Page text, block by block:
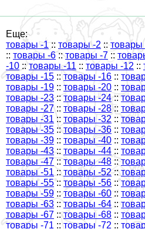
Еще:
товары -1 :: товары -2 :: товары
:: товары -6 :: товары -7 ::
-10 ::товары -11 :: товары -12 ::
товары -15 :: товары -16 ::
товары -19 :: товары -20 ::
товары -23 :: товары -24 ::
товары -27:: товары -28 ::
товары -31 :: товары -32 ::
товары -35 ::товары -36 ::
товары -39 :: товары -40 ::
товары -43 :: товары -44 ::
товары -47 :: товары -48 ::
товары -51 :: товары -52 ::
товары -55 :: товары -56 ::
товары -59 :: товары -60 ::
товары -63 :: товары -64 ::
товары -67 :: товары -68 ::
товары -71 :: товары -72 ::